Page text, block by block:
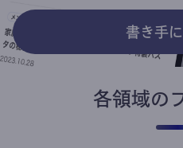
書き手
各領域の